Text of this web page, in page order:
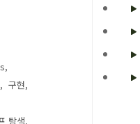
구현
탐색